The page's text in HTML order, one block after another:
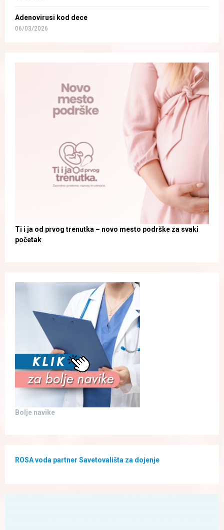
Adenovirusi kod dece
06/03/2026
Ti i ja od prvog trenutka – novo mesto podrške za svaki
početak
Bolje navike
ROSA voda partner Savetovališta za dojenje